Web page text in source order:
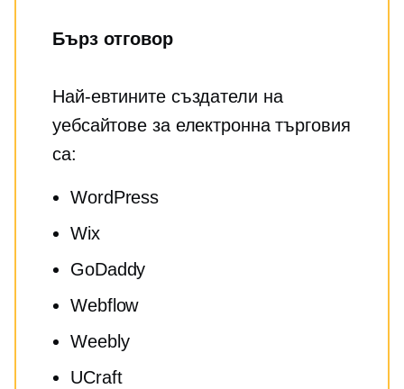
Бърз отговор
Най-евтините създатели на
уебсайтове за електронна търговия
са:
WordPress
Wix
GoDaddy
Webflow
Weebly
UCraft